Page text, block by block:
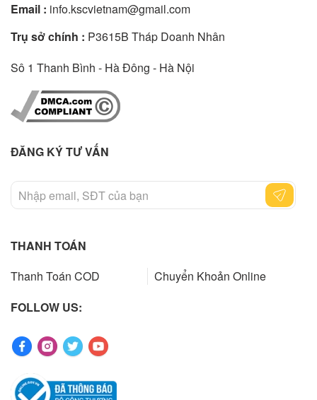
Email : info.kscvietnam@gmail.com
Trụ sở chính : P3615B Tháp Doanh Nhân
Sô 1 Thanh Bình - Hà Đông - Hà Nội
ĐĂNG KÝ TƯ VẤN
THANH TOÁN
Thanh Toán COD
Chuyển Khoản Online
FOLLOW US: